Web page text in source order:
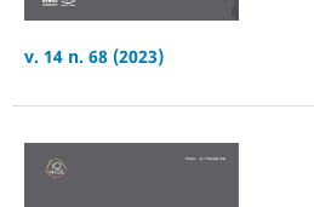
v. 14 n. 68 (2023)